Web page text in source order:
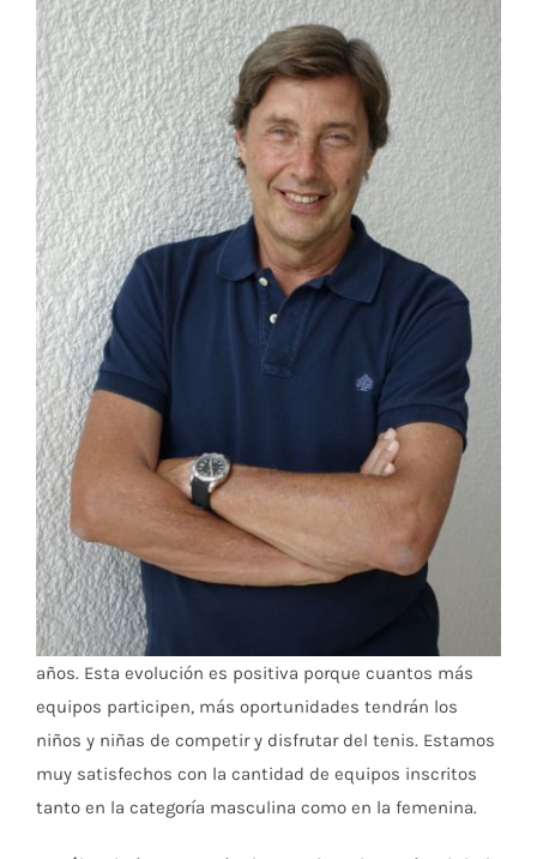
años. Esta evolución es positiva porque cuantos más
equipos participen, más oportunidades tendrán los
niños y niñas de competir y disfrutar del tenis. Estamos
muy satisfechos con la cantidad de equipos inscritos
tanto en la categoría masculina como en la femenina.